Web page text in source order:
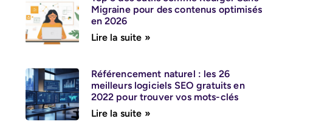
Migraine pour des contenus optimisés
en 2026
Lire la suite »
Référencement naturel : les 26
meilleurs logiciels SEO gratuits en
2022 pour trouver vos mots-clés
Lire la suite »